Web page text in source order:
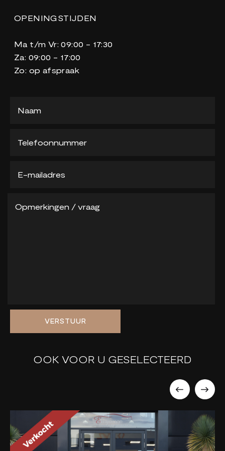
OPENINGSTIJDEN
Ma t/m Vr: 09:00 - 17:30
Za: 09:00 - 17:00
Zo: op afspraak
VERSTUUR
OOK VOOR U GESELECTEERD